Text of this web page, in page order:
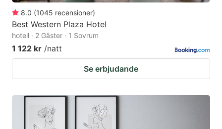
8.0 (1045 recensioner)
Best Western Plaza Hotel
hotell · 2 Gäster · 1 Sovrum
1 122 kr /natt
Se erbjudande